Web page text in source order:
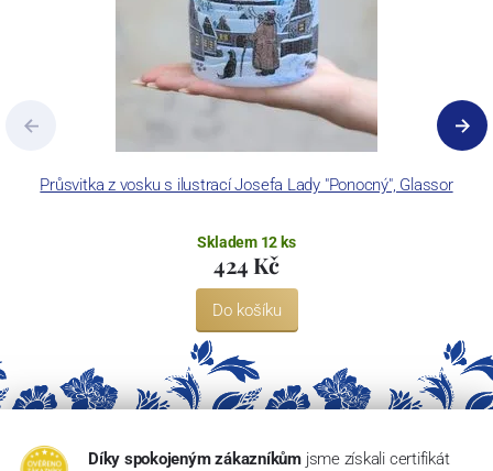
Průsvitka z vosku s ilustrací Josefa Lady "Ponocný", Glassor
Skladem 12 ks
424 Kč
Do košíku
Díky spokojeným zákazníkům jsme získali certifikát